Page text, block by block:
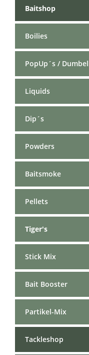
Baitshop
Boilies
PopUp´s /
Liquids
Dip´s
Powders
Baitsmoke
Pellets
Tiger's
Stick Mix
Bait Booster
Partikel-Mix
Tackleshop